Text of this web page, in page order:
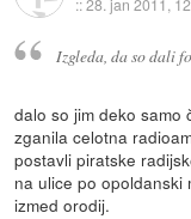
Izgleda, da so dali
dalo so jim deko samo
zganila celotna
postavli piratske
na ulice po opoldanski
izmed orodij.